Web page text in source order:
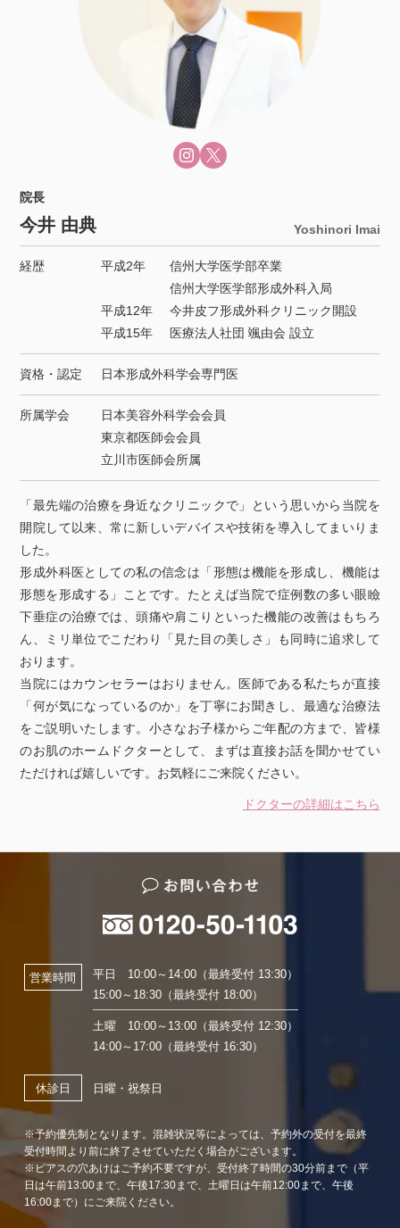
院長
今井 由典 Yoshinori Imai
経歴 平成2年
信州大学医学部卒業
信州大学医学部形成外科入局
平成12年
今井皮フ形成外科クリニック開設
平成15年
医療法人社団 颯由会 設立
資格・認定 日本形成外科学会専門医
所属学会
日本美容外科学会会員
東京都医師会会員
立川市医師会所属
「最先端の治療を身近なクリニックで」という思いから当院を
開院して以来、常に新しいデバイスや技術を導入してまいりま
した。
形成外科医としての私の信念は「形態は機能を形成し、機能は
形態を形成する」ことです。たとえば当院で症例数の多い眼瞼
下垂症の治療では、頭痛や肩こりといった機能の改善はもちろ
ん、ミリ単位でこだわり「見た目の美しさ」も同時に追求して
おります。
当院にはカウンセラーはおりません。医師である私たちが直接
「何が気になっているのか」を丁寧にお聞きし、最適な治療法
をご説明いたします。小さなお子様からご年配の方まで、皆様
のお肌のホームドクターとして、まずは直接お話を聞かせてい
ただければ嬉しいです。お気軽にご来院ください。
ドクターの詳細はこちら
営業時間
平日 10:00～14:00（最終受付 13:30）
15:00～18:30（最終受付 18:00）
土曜 10:00～13:00（最終受付 12:30）
14:00～17:00（最終受付 16:30）
休診日 日曜・祝祭日
※予約優先制となります。混雑状況等によっては、予約外の受付を最終
受付時間より前に終了させていただく場合がございます。
※ピアスの穴あけはご予約不要ですが、受付終了時間の30分前まで（平
日は午前13:00まで、午後17:30まで、土曜日は午前12:00まで、午後
16:00まで）にご来院ください。